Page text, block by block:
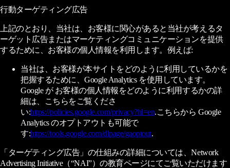
行動ターゲティング広告
上記のとおり、当社は、お客様に関心があると当社が考えるタ
ーゲット広告またはマーケティングコミュニケーションを提供
するために、お客様の個人情報を利用します。例えば:
当社は、お客様が本サイトをどのように利用しているかを
把握するために、Google Analytics を使用しています。
Google が お客様の個人情報をどのように利用するかの詳
細は、こちらをご覧くださ
い:https://policies.google.com/privacy?hl=en.こちらから Google
Analytics のオプトアウトも可能で
す:https://tools.google.com/dlpage/gaoptout.
「ターゲティング広告」の仕組みの詳細については、Network
Advertising Initiative（“NAI”）の教育ページにてご覧いただけます